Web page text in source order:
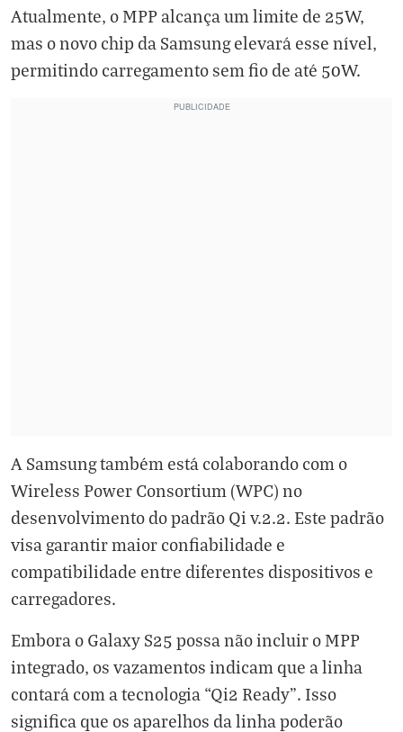
Atualmente, o MPP alcança um limite de 25W,
mas o novo chip da Samsung elevará esse nível,
permitindo carregamento sem fio de até 50W.
A Samsung também está colaborando com o
Wireless Power Consortium (WPC) no
desenvolvimento do padrão Qi v.2.2. Este padrão
visa garantir maior confiabilidade e
compatibilidade entre diferentes dispositivos e
carregadores.
Embora o Galaxy S25 possa não incluir o MPP
integrado, os vazamentos indicam que a linha
contará com a tecnologia “Qi2 Ready”. Isso
significa que os aparelhos da linha poderão